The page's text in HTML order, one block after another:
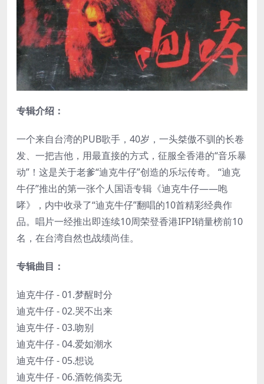
专辑介绍：
一个来自台湾的PUB歌手，40岁，一头桀傲不驯的长卷
发、一把吉他，用最直接的方式，征服全香港的“音乐暴
动”！这是关于老爹“迪克牛仔”创造的乐坛传奇。 “迪克
牛仔”推出的第一张个人国语专辑《迪克牛仔——咆
哮》，内中收录了“迪克牛仔”翻唱的10首精彩经典作
品。唱片一经推出即连续10周荣登香港IFPI销量榜前10
名，在台湾自然也战绩尚佳。
专辑曲目：
迪克牛仔 - 01.梦醒时分
迪克牛仔 - 02.哭不出来
迪克牛仔 - 03.吻别
迪克牛仔 - 04.爱如潮水
迪克牛仔 - 05.想说
迪克牛仔 - 06.酒乾倘卖无